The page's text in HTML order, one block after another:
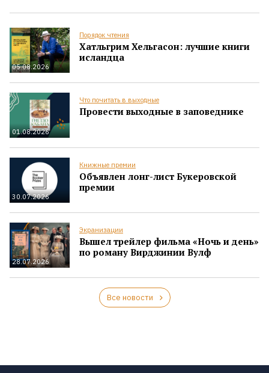
05.08.2026
Порядок чтения
Хатльгрим Хельгасон: лучшие книги
исландца
01.08.2026
Что почитать в выходные
Провести выходные в заповеднике
30.07.2026
Книжные премии
Объявлен лонг-лист Букеровской
премии
28.07.2026
Экранизации
Вышел трейлер фильма «Ночь и день»
по роману Вирджинии Вулф
Все новости